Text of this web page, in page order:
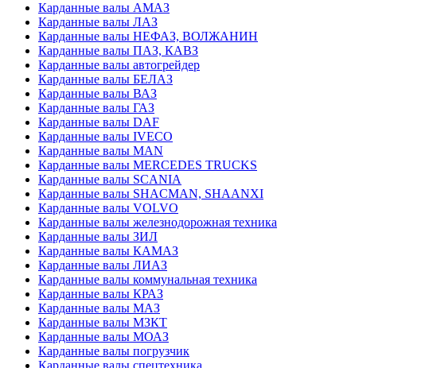
Карданные валы АМАЗ
Карданные валы ЛАЗ
Карданные валы НЕФАЗ, ВОЛЖАНИН
Карданные валы ПАЗ, КАВЗ
Карданные валы автогрейдер
Карданные валы БЕЛАЗ
Карданные валы ВАЗ
Карданные валы ГАЗ
Карданные валы DAF
Карданные валы IVECO
Карданные валы MAN
Карданные валы MERCEDES TRUCKS
Карданные валы SCANIA
Карданные валы SHACMAN, SHAANXI
Карданные валы VOLVO
Карданные валы железнодорожная техника
Карданные валы ЗИЛ
Карданные валы КАМАЗ
Карданные валы ЛИАЗ
Карданные валы коммунальная техника
Карданные валы КРАЗ
Карданные валы МАЗ
Карданные валы МЗКТ
Карданные валы МОАЗ
Карданные валы погрузчик
Карданные валы спецтехника